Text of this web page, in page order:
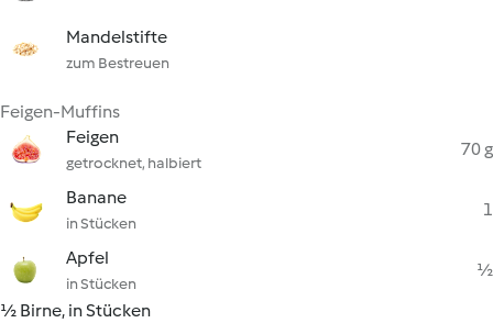
Mandelstifte
zum Bestreuen
Feigen-Muffins
Feigen
getrocknet, halbiert
70 g
Banane
in Stücken
1
Apfel
in Stücken
½
½ Birne, in Stücken